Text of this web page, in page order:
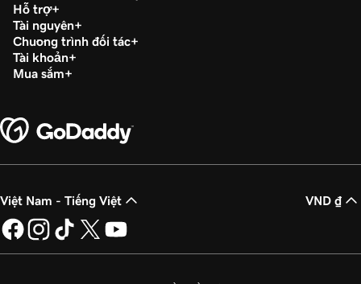
Hỗ trợ
Tài nguyên
Chương trình đối tác
Tài khoản
Mua sắm
Việt Nam - Tiếng Việt VND ₫